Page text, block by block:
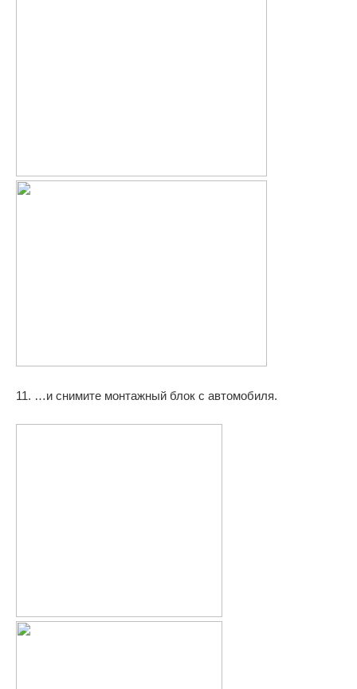
11. …и снимите монтажный блок с автомобиля.